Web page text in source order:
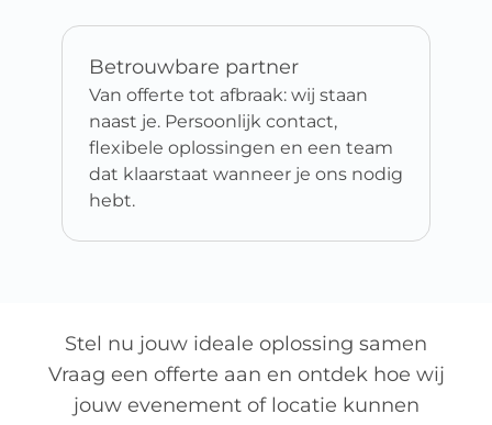
Betrouwbare partner
Van offerte tot afbraak: wij staan
naast je. Persoonlijk contact,
flexibele oplossingen en een team
dat klaarstaat wanneer je ons nodig
hebt.
Stel nu jouw ideale oplossing samen
Vraag een offerte aan en ontdek hoe wij
jouw evenement of locatie kunnen